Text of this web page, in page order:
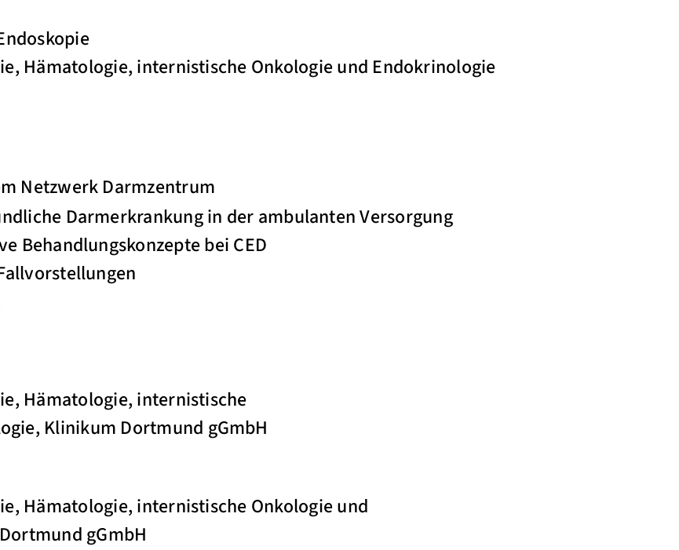
Hämatologie, internistische Onkologie und Endokrinologie
Netzwerk Darmzentrum
Darmerkrankung in der ambulanten Versorgung
Behandlungskonzepte bei CED
Hämatologie, internistische
Klinikum Dortmund gGmbH
Hämatologie, internistische Onkologie und
gGmbH